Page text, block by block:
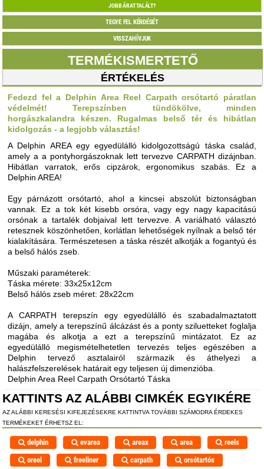
JOBB ÁRAT TALÁLT?
TEGYE FEL KÉRDÉSÉT
VISSZAHÍVJUK
TERMÉKISMERTETŐ
ÉRTÉKELÉS
Fedezd fel a Delphin Area Reel Carpath orsótartó páratlan
védelmét! Terepszínben tündökölve, minden
horgászkalandra készen. Rugalmas belső tér és hibátlan
kidolgozás - a legjobb választás!
A Delphin AREA egy egyedülálló kidolgozottságú táska család,
amely a a pontyhorgászoknak lett tervezve CARPATH dizájnban.
Hibátlan varratok, erős cipzárok, ergonomikus szabás. Ez a
Delphin AREA!
Egy párnázott orsótartó, ahol a kincsei abszolút biztonságban
vannak. Ez a tok két kisebb orsóra, vagy egy nagy kapacitású
orsónak a tartalék dobjaival lett tervezve. A variálható választó
retesznek köszönhetően, korlátlan lehetőségek nyílnak a belső tér
kialakítására. Természetesen a táska részét alkotják a fogantyú és
a belső hálós zseb.
Műszaki paraméterek:
Táska mérete: 33x25x12cm
Belső hálós zseb méret: 28x22cm
A CARPATH terepszín egy egyedülálló és szabadalmaztatott
dizájn, amely a terepszínű álcázást és a ponty sziluetteket foglalja
magába és alkotja a ezt a terepszínű mintázatot. Ez az
egyedülálló megismételhetetlen tervezés teljes egészében a
Delphin tervező asztalairól származik és áthelyezi a
halászfelszerelések határait egy teljesen új dimenzióba.
Delphin Area Reel Carpath Orsótartó Táska
KATTINTS AZ ALÁBBI CIMKÉK EGYIKÉRE
AZ ALÁBBI KERESÉSI KIFEJEZÉSEKRE KATTINTVA TOVÁBBI SZÁMODRA ÉRDEKES
TERMÉKEKET ÉRHETSZ EL:
delphin evarea areax area
reels
oreel
freeliner carpath
orsótartós